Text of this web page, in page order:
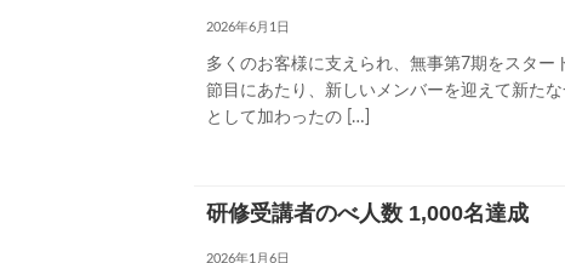
2026年6月1日
多くのお客様に支えられ、無事第7期をスタ
節目にあたり、新しいメンバーを迎えて新た
として加わったの […]
研修受講者のべ人数 1,000名達成
2026年1月6日